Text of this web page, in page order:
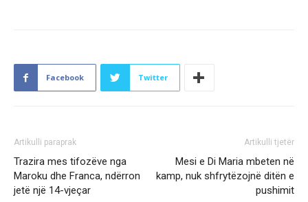
Facebook Twitter
Artikulli paraprak
Trazira mes tifozëve nga
Maroku dhe Franca, ndërron
jetë një 14-vjeçar
Artikulli tjetër
Mesi e Di Maria mbeten në
kamp, nuk shfrytëzojnë ditën e
pushimit